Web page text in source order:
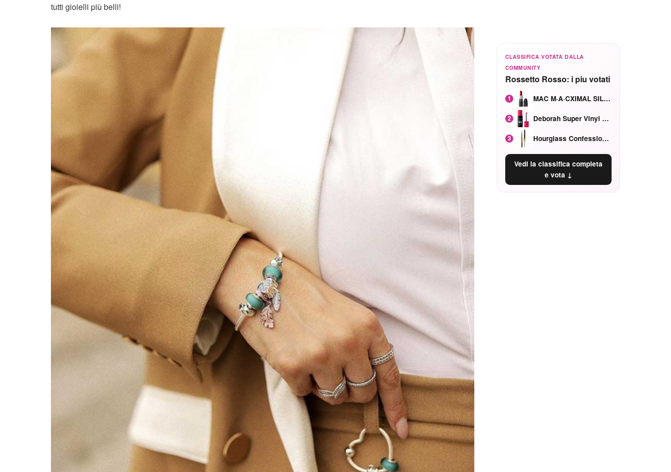
tutti gioielli più belli!
CLASSIFICA VOTATA DALLA
COMMUNITY
Rossetto Rosso: i piu votati
1 MAC M·A·CXIMAL SILKY MATTE Red Rock mat
2 Deborah Super Vinyl Shake Rosa Ciliegia
3 Hourglass Confession Ricaricabile Ultra Preciso Ad Alta Intensità Secretly Classic Red
Vedi la classifica completa
e vota ↓